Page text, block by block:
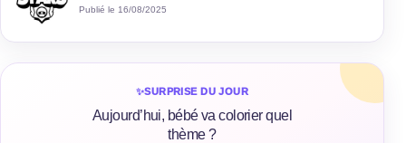
Publié le 16/08/2025
✨SURPRISE DU JOUR
Aujourd’hui, bébé va colorier quel
thème ?